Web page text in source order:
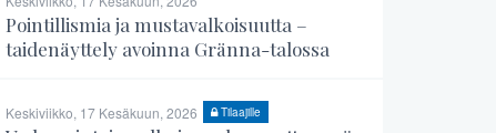
Pointillismia ja mustavalkoisuutta –
taidenäyttely avoinna Gränna-talossa
Keskiviikko, 17 Kesäkuun, 2026 Tilaajille